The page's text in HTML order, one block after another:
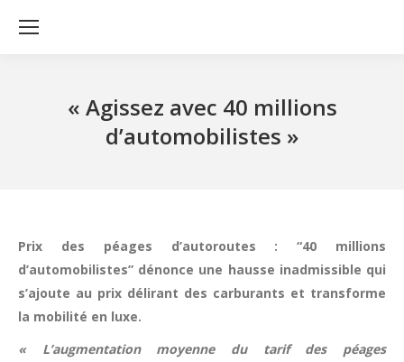
« Agissez avec 40 millions
d’automobilistes »
Prix des péages d’autoroutes : “40 millions
d’automobilistes” dénonce une hausse inadmissible qui
s’ajoute au prix délirant des carburants et transforme
la mobilité en luxe.
« L’augmentation moyenne du tarif des péages